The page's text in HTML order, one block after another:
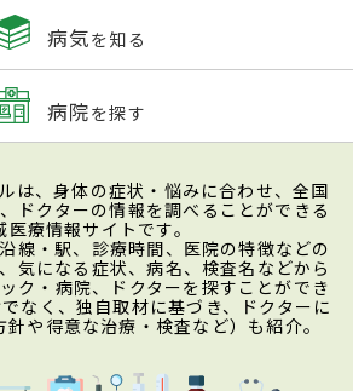
病気を知る
病院を探す
は、身体の症状・悩みに合わせ、全国
ドクターの情報を調べることができる
医療情報サイトです。
線・駅、診療時間、医院の特徴などの
気になる症状、病名、検査名などから
ク・病院、ドクターを探すことができ
なく、独自取材に基づき、ドクターに
や得意な治療・検査など）も紹介。